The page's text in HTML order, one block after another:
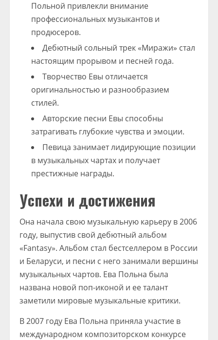
Польной привлекли внимание
профессиональных музыкантов и
продюсеров.
Дебютный сольный трек «Миражи» стал
настоящим прорывом и песней года.
Творчество Евы отличается
оригинальностью и разнообразием
стилей.
Авторские песни Евы способны
затрагивать глубокие чувства и эмоции.
Певица занимает лидирующие позиции
в музыкальных чартах и получает
престижные награды.
Успехи и достижения
Она начала свою музыкальную карьеру в 2006
году, выпустив свой дебютный альбом
«Fantasy». Альбом стал бестселлером в России
и Беларуси, и песни с него занимали вершины
музыкальных чартов. Ева Польна была
названа новой поп-иконой и ее талант
заметили мировые музыкальные критики.
В 2007 году Ева Польна приняла участие в
международном композиторском конкурсе